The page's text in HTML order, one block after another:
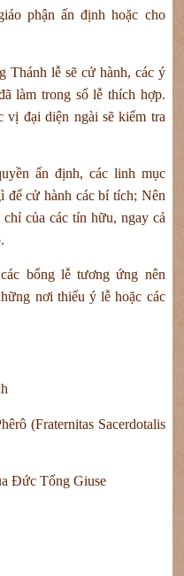
phận ấn định hoặc cho
Thánh lễ sẽ cử hành, các ý
làm trong sổ lễ thích hợp.
vị đại diện ngài sẽ kiểm tra
ấn định, các linh mục
để cử hành các bí tích; Nên
của các tín hữu, ngay cả
bổng lễ tương ứng nên
nơi thiếu ý lễ hoặc các
(Fraternitas Sacerdotalis
Đức Tổng Giuse